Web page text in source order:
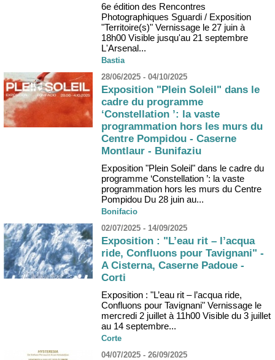
6e édition des Rencontres
Photographiques Sguardi / Exposition
"Territoire(s)" Vernissage le 27 juin à
18h00 Visible jusqu'au 21 septembre
L'Arsenal...
Bastia
28/06/2025 - 04/10/2025
Exposition "Plein Soleil" dans le
cadre du programme
‘Constellation ’: la vaste
programmation hors les murs du
Centre Pompidou - Caserne
Montlaur - Bunifaziu
Exposition "Plein Soleil" dans le cadre du
programme ‘Constellation ’: la vaste
programmation hors les murs du Centre
Pompidou Du 28 juin au...
Bonifacio
02/07/2025 - 14/09/2025
Exposition : "L’eau rit – l’acqua
ride, Confluons pour Tavignani" -
A Cisterna, Caserne Padoue -
Corti
Exposition : "L’eau rit – l’acqua ride,
Confluons pour Tavignani" Vernissage le
mercredi 2 juillet à 11h00 Visible du 3 juillet
au 14 septembre...
Corte
04/07/2025 - 26/09/2025